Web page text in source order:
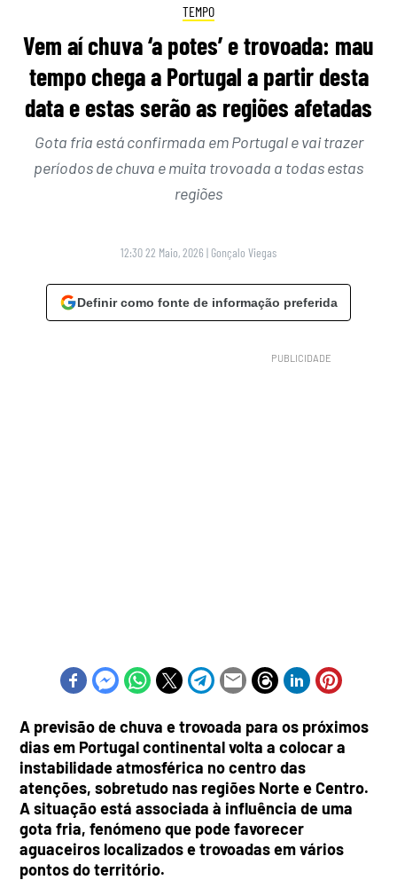
TEMPO
Vem aí chuva ‘a potes’ e trovoada: mau
tempo chega a Portugal a partir desta
data e estas serão as regiões afetadas
Gota fria está confirmada em Portugal e vai trazer
períodos de chuva e muita trovoada a todas estas
regiões
12:30 22 Maio, 2026 | Gonçalo Viegas
Definir como fonte de informação preferida
A previsão de chuva e trovoada para os próximos
dias em Portugal continental volta a colocar a
instabilidade atmosférica no centro das
atenções, sobretudo nas regiões Norte e Centro.
A situação está associada à influência de uma
gota fria, fenómeno que pode favorecer
aguaceiros localizados e trovoadas em vários
pontos do território.